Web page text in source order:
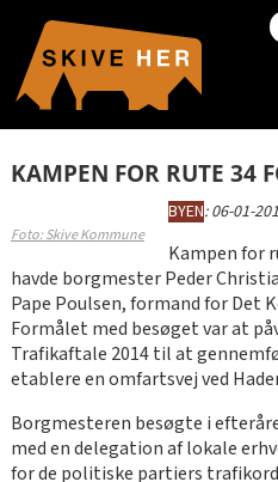
KAMPEN FOR RUTE 34
Foto: Skive Kommune
BYEN:06-01-
Kampen for
havde borgmester Peder
Pape Poulsen, formand for Det
Formålet med besøget var at
Trafikaftale 2014 til at
etablere en omfartsvej ved
Borgmesteren besøgte i
med en delegation af lokale
for de politiske partiers